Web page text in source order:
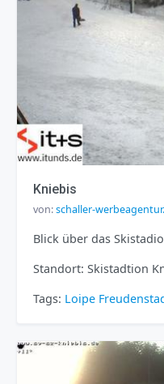
Kniebis
von:schaller-
Blick über das
Standort: Skistadtion
Tags: Loipe